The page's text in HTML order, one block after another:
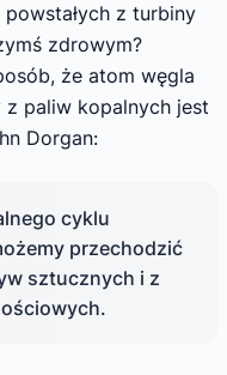
z turbiny
zdrowym?
że atom węgla
paliw kopalnych jest
Dorgan:
cyklu
przechodzić
sztucznych i z